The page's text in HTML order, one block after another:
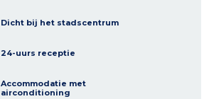
Dicht bij het stadscentrum
24-uurs receptie
Accommodatie met
airconditioning